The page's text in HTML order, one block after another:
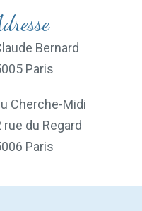
Bernard
Paris
Cherche-Midi
rue du Regard
Paris